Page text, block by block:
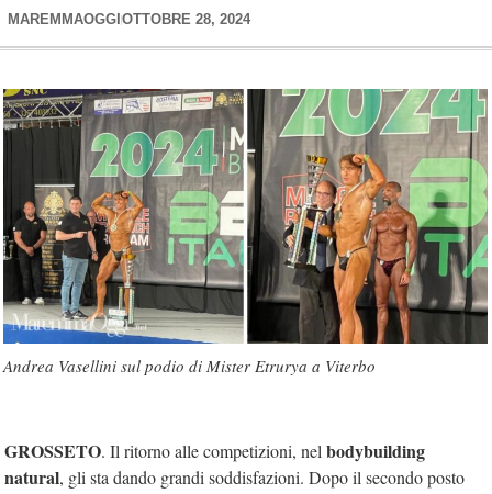
MAREMMAOGGI OTTOBRE 28, 2024
Andrea Vasellini sul podio di Mister Etrurya a Viterbo
GROSSETO. Il ritorno alle competizioni, nel bodybuilding
natural, gli sta dando grandi soddisfazioni. Dopo il secondo posto